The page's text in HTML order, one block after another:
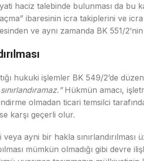
haciz talebinde bulunması da
ibaresinin icra takiplerini ve
ve aynı zamanda BK 551/
hukuki işlemler BK 549/2’de
Hükmün amacı,
olmadan ticari temsilci
karşı geçerli olur.
ayni bir hakla
mümkün olmadığı gibi devre